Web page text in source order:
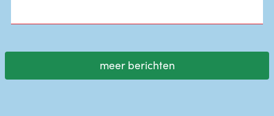
meer berichten